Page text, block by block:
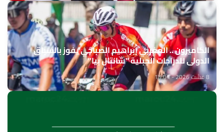
الكاميرون .. المغربي إبراهيم الصباحي يفوز بالسباق
الدولي للدراجات الجبلية "شانتال بيا"
8 غشت 2026 - 18:04